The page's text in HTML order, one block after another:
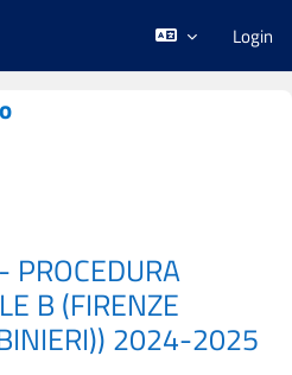
Login
B (FIRENZE
2024-2025